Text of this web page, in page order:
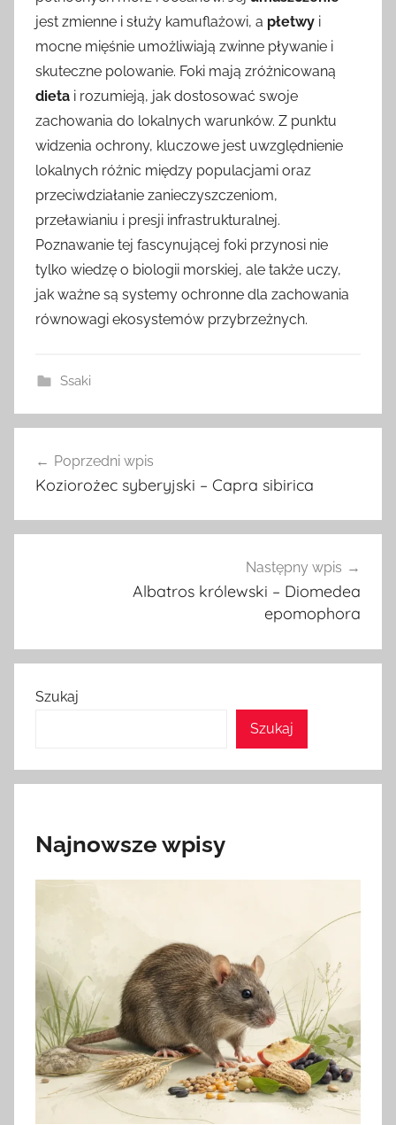
jest zmienne i służy kamuflażowi, a płetwy i
mocne mięśnie umożliwiają zwinne pływanie i
skuteczne polowanie. Foki mają zróżnicowaną
dieta i rozumieją, jak dostosować swoje
zachowania do lokalnych warunków. Z punktu
widzenia ochrony, kluczowe jest uwzględnienie
lokalnych różnic między populacjami oraz
przeciwdziałanie zanieczyszczeniom,
przeławianiu i presji infrastrukturalnej.
Poznawanie tej fascynującej foki przynosi nie
tylko wiedzę o biologii morskiej, ale także uczy,
jak ważne są systemy ochronne dla zachowania
równowagi ekosystemów przybrzeżnych.
Ssaki
wpisu
Poprzedni wpis
Koziorożec syberyjski – Capra sibirica
Następny wpis
Albatros królewski – Diomedea
epomophora
Szukaj
Szukaj
Najnowsze wpisy